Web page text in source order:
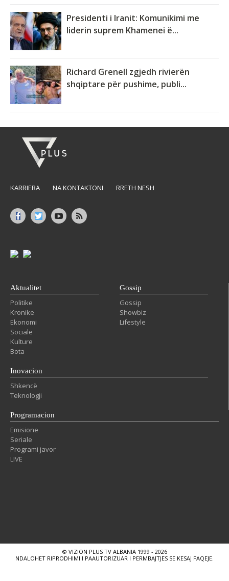
Presidenti i Iranit: Komunikimi me
liderin suprem Khamenei ë...
Richard Grenell zgjedh rivierën
shqiptare për pushime, publi...
KARRIERA NA KONTAKTONI RRETH NESH
Aktualitet
Politike
Kronike
Ekonomi
Sociale
Kulture
Bota
Gossip
Gossip
Showbiz
Lifestyle
Inovacion
Shkencë
Teknologji
Programacion
Emisione
Seriale
Programi javor
LIVE
© VIZION PLUS TV ALBANIA 1999 - 2026
NDALOHET RIPRODHIMI I PAAUTORIZUAR I PERMBAJTJES SE KESAJ FAQEJE.